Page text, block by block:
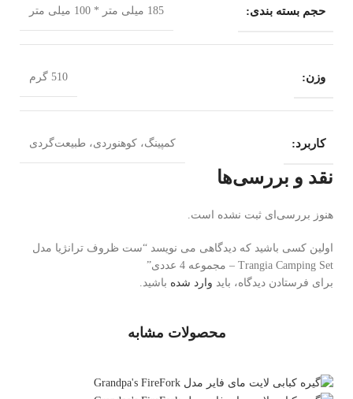
حجم بسته بندی: 185 میلی متر * 100 میلی متر
وزن: 510 گرم
کاربرد: کمپینگ، کوهنوردی، طبیعت‌گردی
نقد و بررسی‌ها
هنوز بررسی‌ای ثبت نشده است.
اولین کسی باشید که دیدگاهی می نویسد “ست ظروف ترانژیا مدل
Trangia Camping Set – مجموعه 4 عددی”
برای فرستادن دیدگاه، باید وارد شده باشید.
محصولات مشابه